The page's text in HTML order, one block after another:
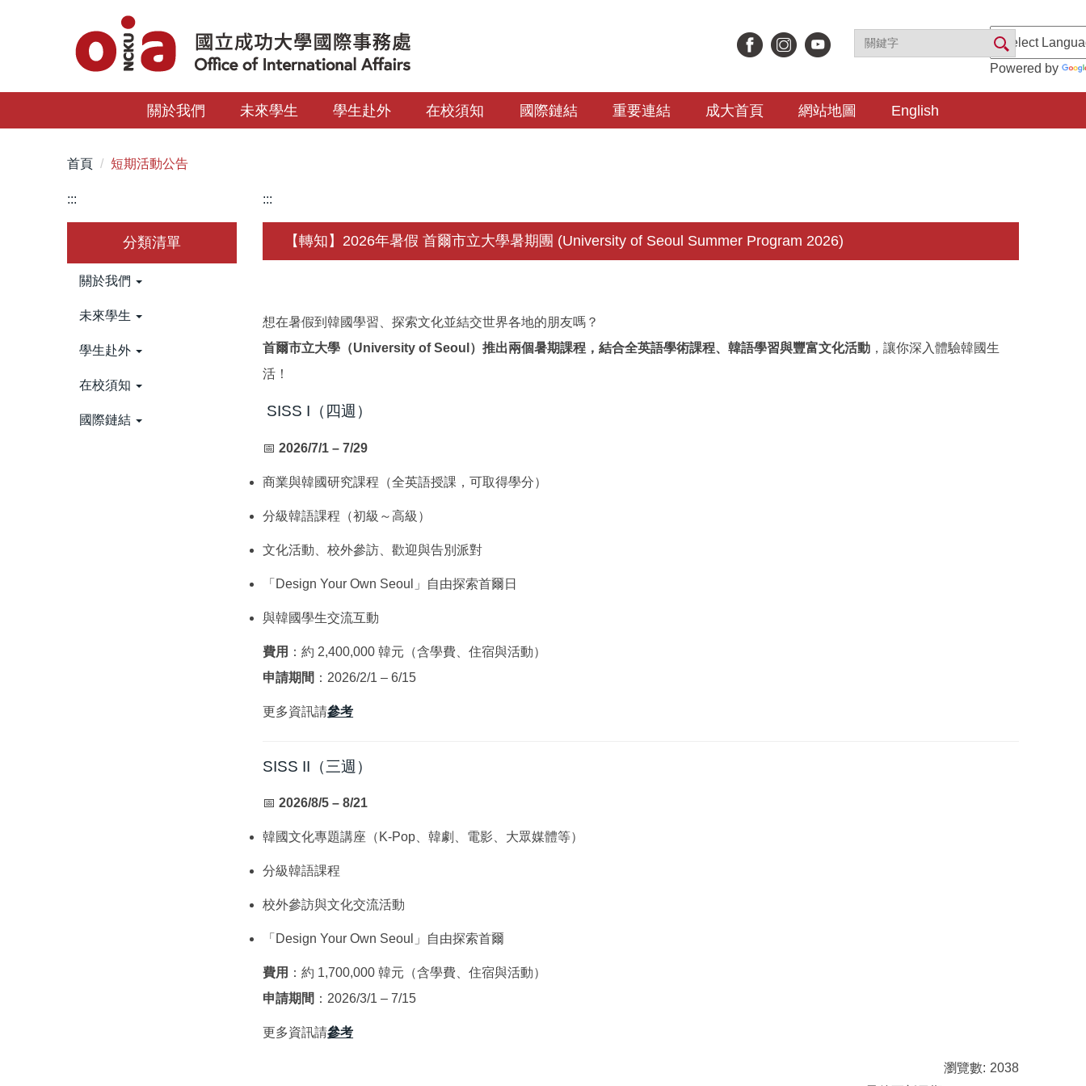
內
區
Powered by
關於我們 未來學生 學生赴外 在校須知 國際鏈結 重要連結 成大首頁 網站地圖 English
首頁 短期活動公告
:::
分類清單
關於我們
未來學生
學生赴外
在校須知
國際鏈結
:::
【轉知】2026年暑假 首爾市立大學暑期團 (University of Seoul Summer Program 2026)
想在暑假到韓國學習、探索文化並結交世界各地的朋友嗎？
首爾市立大學（University of Seoul）推出兩個暑期課程，結合全英語學術課程、韓語學習與豐富文化活動 ，讓你深入體驗韓國生
活！
SISS I（四週）
📅2026/7/1 – 7/29
商業與韓國研究課程（全英語授課，可取得學分）
分級韓語課程（初級～高級）
文化活動、校外參訪、歡迎與告別派對
「Design Your Own Seoul」自由探索首爾日
與韓國學生交流互動
費用 ：約 2,400,000 韓元（含學費、住宿與活動）
申請期間 ：2026/2/1 – 6/15
更多資訊請參考
SISS II（三週）
📅2026/8/5 – 8/21
韓國文化專題講座（K-Pop、韓劇、電影、大眾媒體等）
分級韓語課程
校外參訪與文化交流活動
「Design Your Own Seoul」自由探索首爾
費用 ：約 1,700,000 韓元（含學費、住宿與活動）
申請期間 ：2026/3/1 – 7/15
更多資訊請參考
瀏覽數: 2038